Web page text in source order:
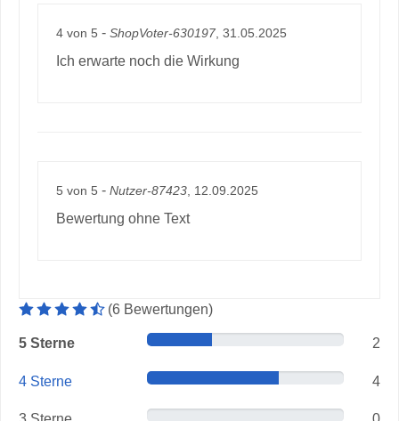
4 von 5 - ShopVoter-630197 , 31.05.2025
Ich erwarte noch die Wirkung
5 von 5 - Nutzer-87423 , 12.09.2025
Bewertung ohne Text
Durchschnittliche Artikelbewertung: 4.5 von 5 Sterne
(6 Bewertungen)
5 Sterne 2
4 Sterne 4